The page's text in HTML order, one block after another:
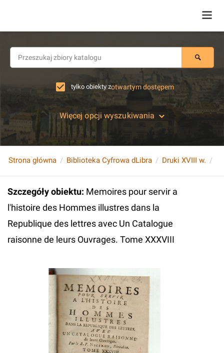
tylko obiekty zotwartym dostępem
Więcej opcji wyszukiwania
Strona główna Biblioteka Cyfrowa dLibra Druki XVIII w.
Szczegóły obiektu: Memoires pour servir a
l'histoire des Hommes illustres dans la
Republique des lettres avec Un Catalogue
raisonne de leurs Ouvrages. Tome XXXVIII